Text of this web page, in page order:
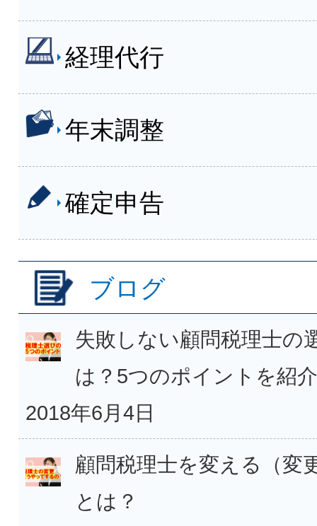
経理代行
年末調整
確定申告
ブログ
失敗しない顧問税理士の
は？5つのポイントを紹
2018年6月4日
顧問税理士を変える（変
とは？